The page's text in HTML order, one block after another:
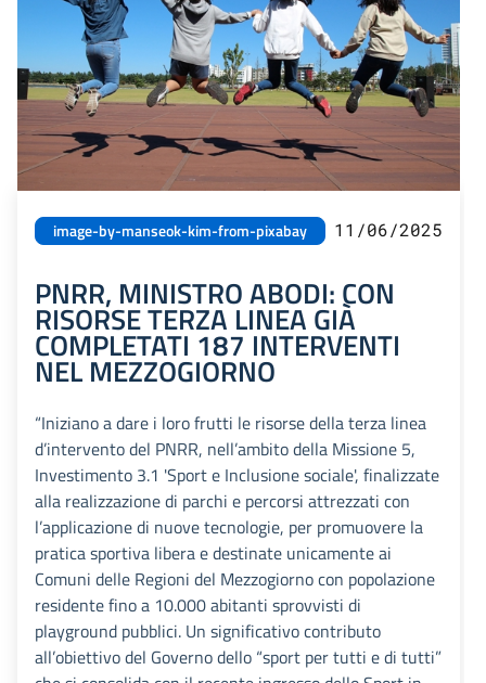
image-by-manseok-kim-from-pixabay 11/06/2025
PNRR, MINISTRO ABODI: CON
RISORSE TERZA LINEA GIÀ
COMPLETATI 187 INTERVENTI
NEL MEZZOGIORNO
“Iniziano a dare i loro frutti le risorse della terza linea
d’intervento del PNRR, nell’ambito della Missione 5,
Investimento 3.1 'Sport e Inclusione sociale', finalizzate
alla realizzazione di parchi e percorsi attrezzati con
l’applicazione di nuove tecnologie, per promuovere la
pratica sportiva libera e destinate unicamente ai
Comuni delle Regioni del Mezzogiorno con popolazione
residente fino a 10.000 abitanti sprovvisti di
playground pubblici. Un significativo contributo
all’obiettivo del Governo dello “sport per tutti e di tutti”